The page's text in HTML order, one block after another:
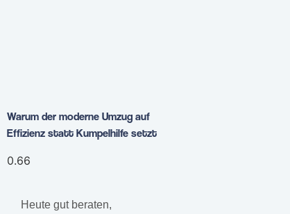
Warum der moderne Umzug auf
Effizienz statt Kumpelhilfe setzt
Heute gut beraten,